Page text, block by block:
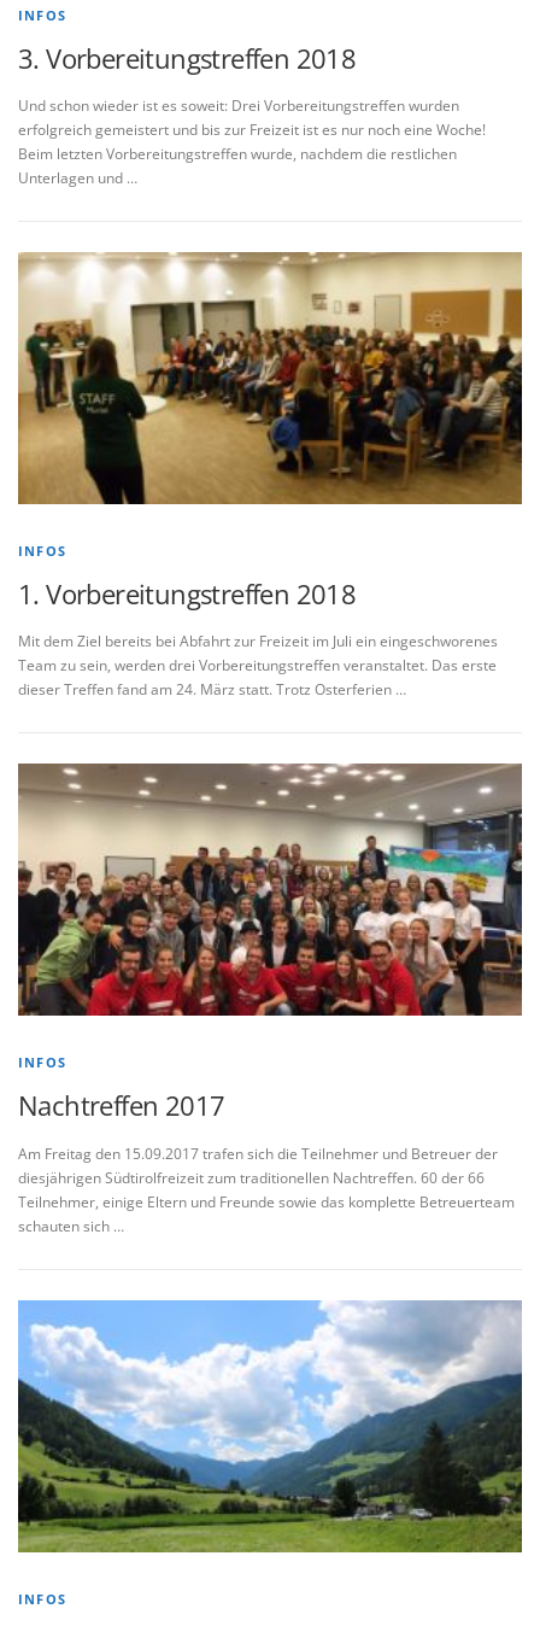
INFOS
3. Vorbereitungstreffen 2018
Und schon wieder ist es soweit: Drei Vorbereitungstreffen wurden
erfolgreich gemeistert und bis zur Freizeit ist es nur noch eine Woche!
Beim letzten Vorbereitungstreffen wurde, nachdem die restlichen
Unterlagen und …
INFOS
1. Vorbereitungstreffen 2018
Mit dem Ziel bereits bei Abfahrt zur Freizeit im Juli ein eingeschworenes
Team zu sein, werden drei Vorbereitungstreffen veranstaltet. Das erste
dieser Treffen fand am 24. März statt. Trotz Osterferien …
INFOS
Nachtreffen 2017
Am Freitag den 15.09.2017 trafen sich die Teilnehmer und Betreuer der
diesjährigen Südtirolfreizeit zum traditionellen Nachtreffen. 60 der 66
Teilnehmer, einige Eltern und Freunde sowie das komplette Betreuerteam
schauten sich …
INFOS